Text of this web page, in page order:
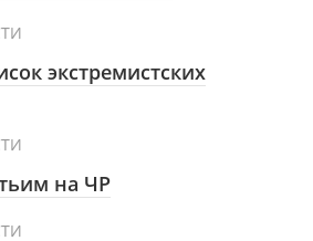
экстремистских
на ЧР